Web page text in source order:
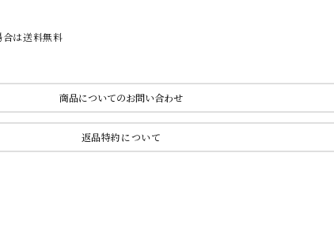
は送料無料
商品についてのお問い合わせ
返品特約について